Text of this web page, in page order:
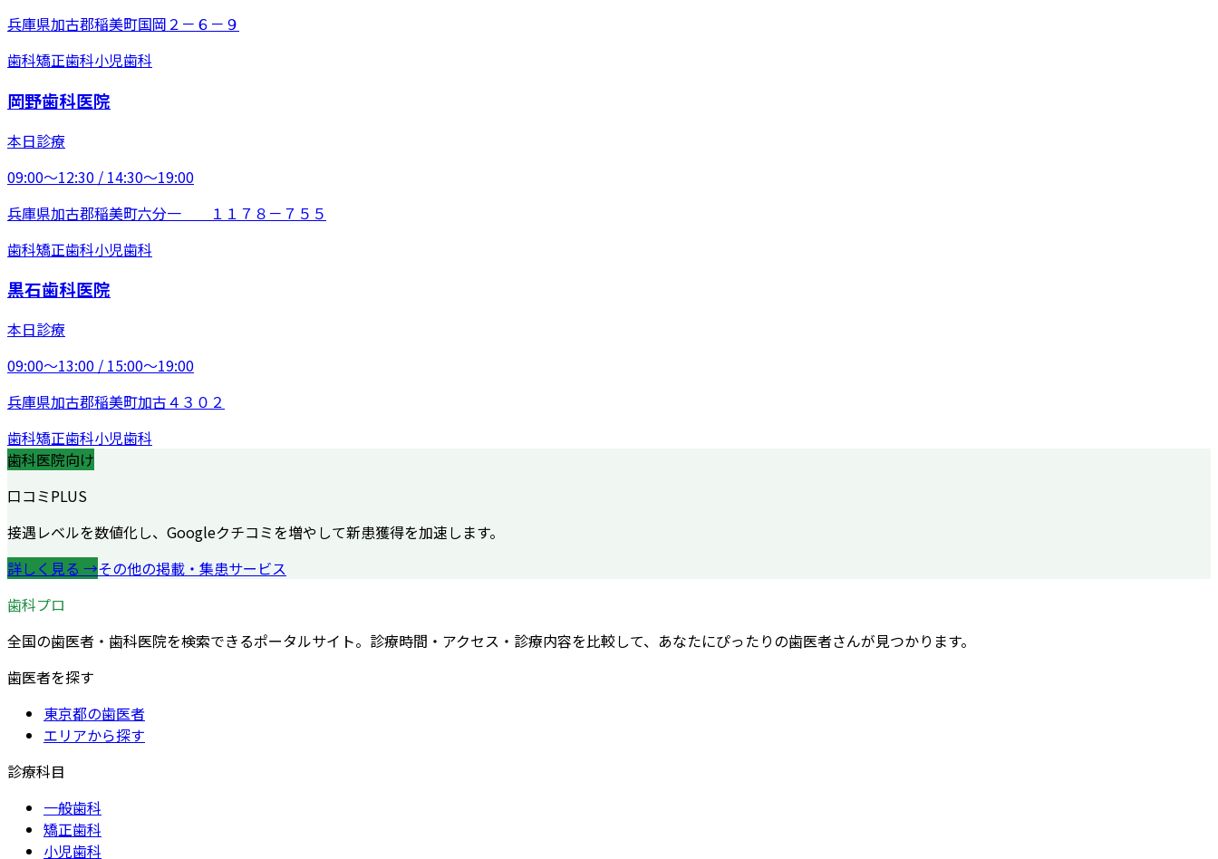
兵庫県加古郡稲美町国岡２－６－９
歯科矯正歯科小児歯科
岡野歯科医院
本日診療
09:00〜12:30 / 14:30〜19:00
兵庫県加古郡稲美町六分一 １１７８－７５５
歯科矯正歯科小児歯科
黒石歯科医院
本日診療
09:00〜13:00 / 15:00〜19:00
兵庫県加古郡稲美町加古４３０２
歯科矯正歯科小児歯科
歯科医院向け
口コミPLUS
接遇レベルを数値化し、Googleクチコミを増やして新患獲得を加速します。
詳しく見る →その他の掲載・集患サービス
歯科プロ
全国の歯医者・歯科医院を検索できるポータルサイト。診療時間・アクセス・診療内容を比較して、あなたにぴったりの歯医者さんが見つかります。
歯医者を探す
東京都の歯医者
エリアから探す
診療科目
一般歯科
矯正歯科
小児歯科